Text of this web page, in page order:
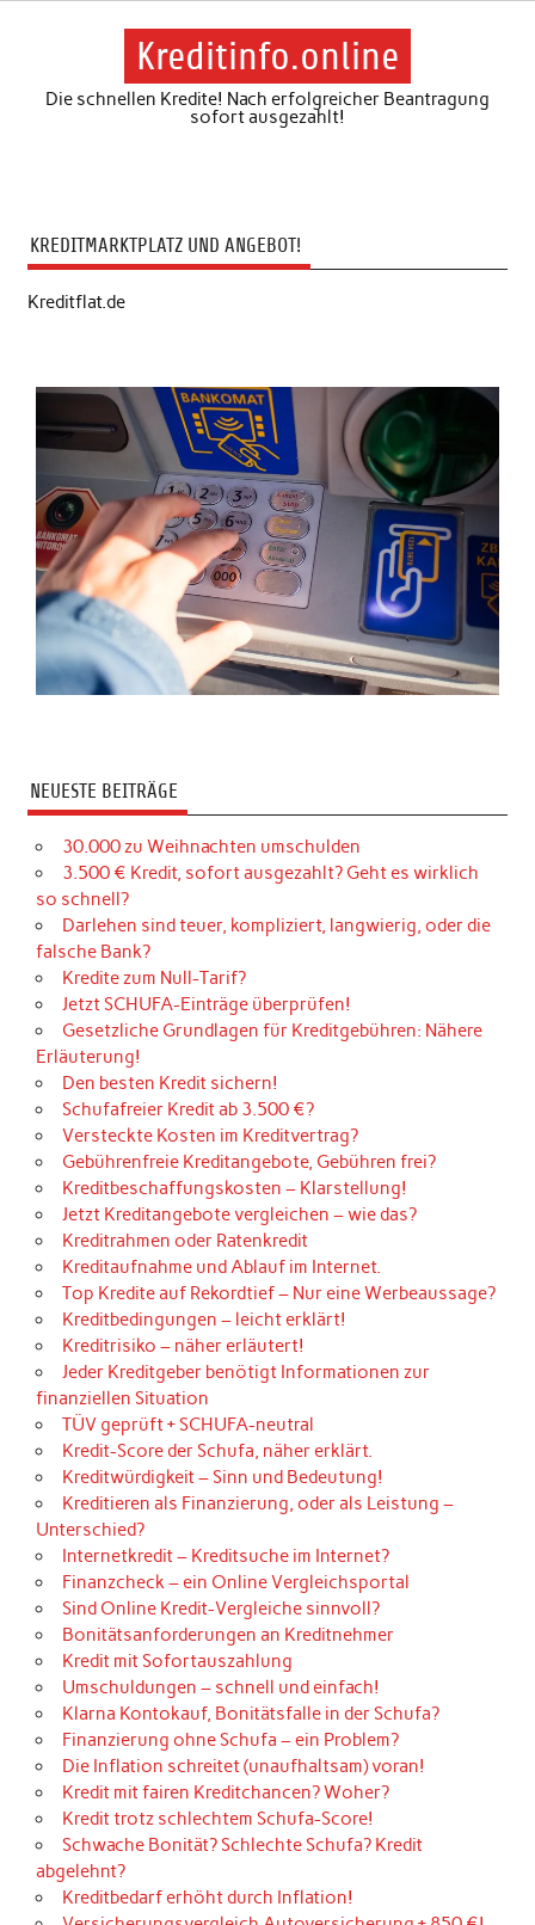
Skip
Kreditinfo.online
Die schnellen Kredite! Nach erfolgreicher Beantragung
sofort ausgezahlt!
KREDITMARKTPLATZ UND ANGEBOT!
Kreditflat.de
NEUESTE BEITRÄGE
30.000 zu Weihnachten umschulden
3.500 € Kredit, sofort ausgezahlt? Geht es wirklich
so schnell?
Darlehen sind teuer, kompliziert, langwierig, oder die
falsche Bank?
Kredite zum Null-Tarif?
Jetzt SCHUFA-Einträge überprüfen!
Gesetzliche Grundlagen für Kreditgebühren: Nähere
Erläuterung!
Den besten Kredit sichern!
Schufafreier Kredit ab 3.500 €?
Versteckte Kosten im Kreditvertrag?
Gebührenfreie Kreditangebote, Gebühren frei?
Kreditbeschaffungskosten – Klarstellung!
Jetzt Kreditangebote vergleichen – wie das?
Kreditrahmen oder Ratenkredit
Kreditaufnahme und Ablauf im Internet.
Top Kredite auf Rekordtief – Nur eine Werbeaussage?
Kreditbedingungen – leicht erklärt!
Kreditrisiko – näher erläutert!
Jeder Kreditgeber benötigt Informationen zur
finanziellen Situation
TÜV geprüft + SCHUFA-neutral
Kredit-Score der Schufa, näher erklärt.
Kreditwürdigkeit – Sinn und Bedeutung!
Kreditieren als Finanzierung, oder als Leistung –
Unterschied?
Internetkredit – Kreditsuche im Internet?
Finanzcheck – ein Online Vergleichsportal
Sind Online Kredit-Vergleiche sinnvoll?
Bonitätsanforderungen an Kreditnehmer
Kredit mit Sofortauszahlung
Umschuldungen – schnell und einfach!
Klarna Kontokauf, Bonitätsfalle in der Schufa?
Finanzierung ohne Schufa – ein Problem?
Die Inflation schreitet (unaufhaltsam) voran!
Kredit mit fairen Kreditchancen? Woher?
Kredit trotz schlechtem Schufa-Score!
Schwache Bonität? Schlechte Schufa? Kredit
abgelehnt?
Kreditbedarf erhöht durch Inflation!